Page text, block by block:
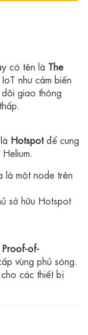
có tên là The
như cảm biến
giao thông
Hotspotđể cung
là một node trên
sở hữu Hotspot
Proof-of-
vùng phủ sóng.
các thiết bị